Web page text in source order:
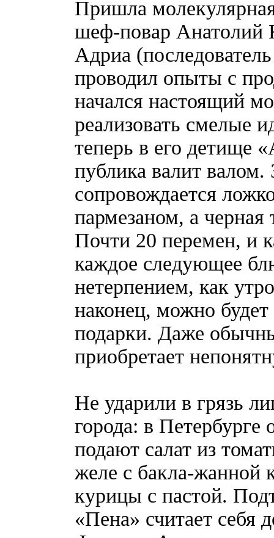
Пришла
шеф-повар Анатолий
Адриа
проводил опыты с
начался настоящий
реализовать смелые
теперь в его детище
публика валит валом.
сопровождается
пармезаном, а черная
Почти 20 перемен, и
каждое следующее
нетерпением, как
наконец, можно будет
подарки. Даже
приобретает
Не ударили в грязь
города: в Петербурге
подают салат из
желе с бакла-жанной
курицы с пастой.
«Пена» считает себя